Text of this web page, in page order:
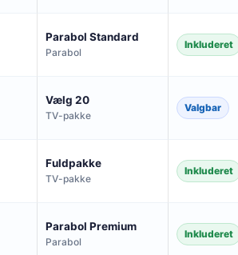
Parabol Standard
Parabol
Inkluderet
Vælg 20
TV-pakke
Valgbar
Fuldpakke
TV-pakke
Inkluderet
Parabol Premium
Parabol
Inkluderet